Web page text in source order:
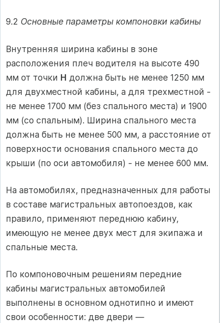
9.2 Основные параметры компоновки кабины
Внутренняя ширина кабины в зоне
расположения плеч водителя на высоте 490
мм от точки Н должна быть не менее 1250 мм
для двухместной ка­бины, а для трехместной -
не менее 1700 мм (без спального места) и 1900
мм (со спальным). Ширина спаль­ного места
должна быть не менее 500 мм, а расстояние от
поверхности основания спального места до
крыши (по оси автомобиля) - не менее 600 мм.
На автомобилях, предназначенных для работы
в составе магистральных автопоездов, как
правило, применяют переднюю кабину,
имеющую не менее двух мест для экипажа и
спальные места.
По компоновочным решениям пе­редние
кабины магистральных автомо­билей
выполнены в основном одно­типно и имеют
свои особенности: две двери —